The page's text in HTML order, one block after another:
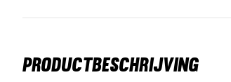
PRODUCTBESCHRIJVING